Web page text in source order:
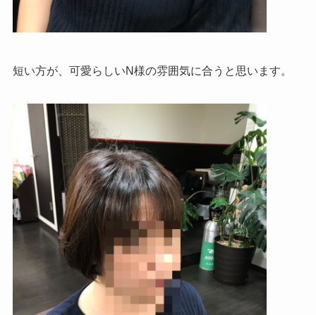
短い方が、可愛らしいN様の雰囲気に合うと思います。